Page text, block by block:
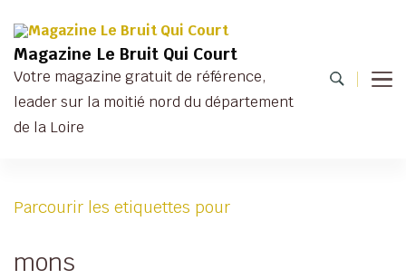
Magazine Le Bruit Qui Court
Votre magazine gratuit de référence,
leader sur la moitié nord du département
de la Loire
Parcourir les etiquettes pour
mons